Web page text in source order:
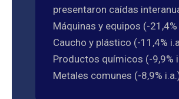
presentaron caídas
Máquinas y equipos (-21,4%
Caucho y plástico (-11,4%
Productos químicos (-9,9%
Metales comunes (-8,9%